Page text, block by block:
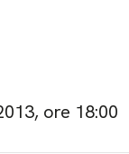
ore 18:00